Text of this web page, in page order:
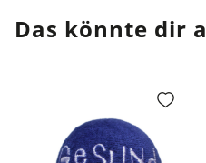
Das könnte dir